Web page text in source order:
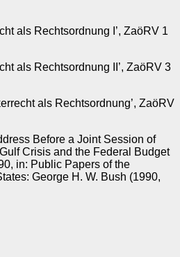
als Rechtsordnung I’, ZaöRV 1
als Rechtsordnung II’, ZaöRV 3
als Rechtsordnung’, ZaöRV
Before a Joint Session of
Crisis and the Federal Budget
in: Public Papers of the
George H. W. Bush (1990,